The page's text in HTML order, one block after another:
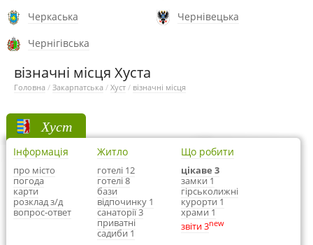
Черкаська
Чернівецька
Чернігівська
візначні місця Хуста
Головна / Закарпатська / Хуст / візначні місця
Хуст
Інформація
про місто
погода
карти
розклад з/д
вопрос-ответ
Житло
готелі 12
готелі 8
бази
відпочинку 1
санаторії 3
приватні
садиби 1
Що робити
цікаве 3
замки 1
гірськолижні
курорти 1
храми 1
звіти 3new